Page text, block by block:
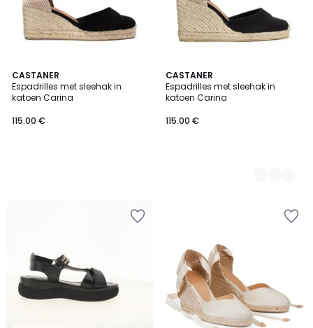
CASTANER
Espadrilles met sleehak in
katoen Carina
115.00 €
CASTANER
Espadrilles met sleehak in
katoen Carina
115.00 €
2
Kleuren